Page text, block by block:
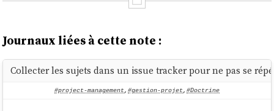
Journaux liées à cette note :
Collecter les sujets dans un issue tracker pour ne pas se
#project-management, #gestion-projet, #Doctrine